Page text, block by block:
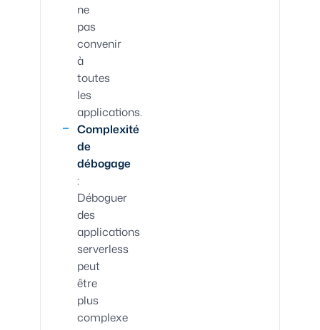
ne
pas
convenir
à
toutes
les
applications.
Complexité
de
débogage
:
Déboguer
des
applications
serverless
peut
être
plus
complexe